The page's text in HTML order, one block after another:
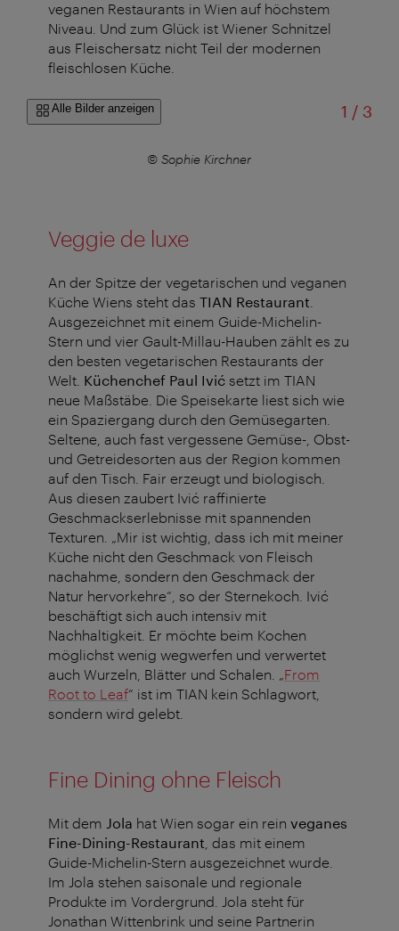
veganen Restaurants in Wien auf höchstem
Niveau. Und zum Glück ist Wiener Schnitzel
aus Fleischersatz nicht Teil der modernen
fleischlosen Küche.
Alle Bilder anzeigen 1 /von
3
© Sophie Kirchner
Veggie de luxe
An der Spitze der vegetarischen und veganen
Küche Wiens steht das TIAN Restaurant
Ausgezeichnet mit einem Guide-Michelin-
Stern und vier Gault-Millau-Hauben zählt es zu
den besten vegetarischen Restaurants der
Welt. Küchenchef Paul Ivić setzt im TIAN
neue Maßstäbe. Die Speisekarte liest sich wie
ein Spaziergang durch den Gemüsegarten.
Seltene, auch fast vergessene Gemüse-, Obst-
und Getreidesorten aus der Region kommen
auf den Tisch. Fair erzeugt und biologisch.
Aus diesen zaubert Ivić raffinierte
Geschmackserlebnisse mit spannenden
Texturen. „Mir ist wichtig, dass ich mit meiner
Küche nicht den Geschmack von Fleisch
nachahme, sondern den Geschmack der
Natur hervorkehre“, so der Sternekoch. Ivić
beschäftigt sich auch intensiv mit
Nachhaltigkeit. Er möchte beim Kochen
möglichst wenig wegwerfen und verwertet
auch Wurzeln, Blätter und Schalen. „From
Root to Leaf“ ist im TIAN kein Schlagwort,
sondern wird gelebt.
Fine Dining ohne Fleisch
Mit dem Jola hat Wien sogar ein rein veganes
Fine-Dining-Restaurant , das mit einem
Guide-Michelin-Stern ausgezeichnet wurde.
Im Jola stehen saisonale und regionale
Produkte im Vordergrund. Jola steht für
Jonathan Wittenbrink und seine Partnerin